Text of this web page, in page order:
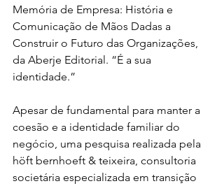
Memória de Empresa: História e
Comunicação de Mãos Dadas a
Construir o Futuro das Organizações,
da Aberje Editorial. “É a sua
identidade.”
Apesar de fundamental para manter a
coesão e a identidade familiar do
negócio, uma pesquisa realizada pela
höft bernhoeft & teixeira, consultoria
societária especializada em transição